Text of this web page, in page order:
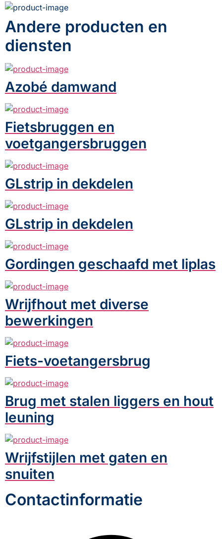
Andere producten en
diensten
Azobé damwand
Fietsbruggen en
voetgangersbruggen
GLstrip in dekdelen
GLstrip in dekdelen
Gordingen geschaafd met liplas
Wrijfhout met diverse
bewerkingen
Fiets-voetangersbrug
Brug met stalen liggers en hout
leuning
Wrijfstijlen met gaten en
snuiten
Contactinformatie